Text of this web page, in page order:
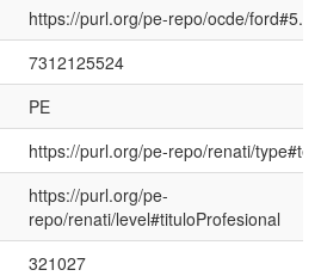
https://purl.org/pe-repo/ocde/
7312125524
PE
https://purl.org/pe-repo/renati/
https://purl.org/pe-
repo/renati/level#tituloProfesional
321027